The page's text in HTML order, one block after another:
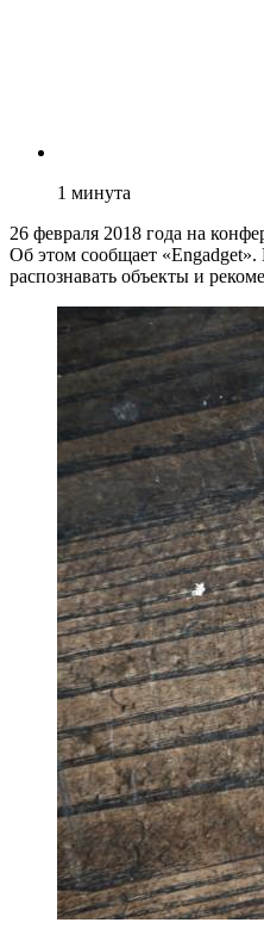
1 минута
26 февраля 2018 года на
Об этом сообщает
распознавать объекты и